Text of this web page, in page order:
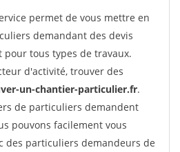
permet de vous mettre en
demandant des devis
pour tous types de travaux.
d'activité, trouver des
un-chantier-particulier.fr.
de particuliers demandent
pouvons facilement vous
des particuliers demandeurs de